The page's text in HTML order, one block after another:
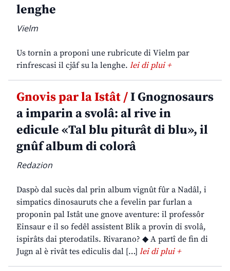
lenghe
Vielm
Us tornin a proponi une rubricute di Vielm par
rinfrescasi il cjâf su la lenghe. lei di plui +
Gnovis par la Istât /I Gnognosaurs
a imparin a svolâ: al rive in
edicule «Tal blu piturât di blu», il
gnûf album di colorâ
Redazion
Daspò dal sucès dal prin album vignût fûr a Nadâl, i
simpatics dinosauruts che a fevelin par furlan a
proponin pal Istât une gnove aventure: il professôr
Einsaur e il so fedêl assistent Blik a provin di svolâ,
ispirâts dai pterodatils. Rivarano? ◆ A partî de fin di
Jugn al è rivât tes ediculis dal […] lei di plui +